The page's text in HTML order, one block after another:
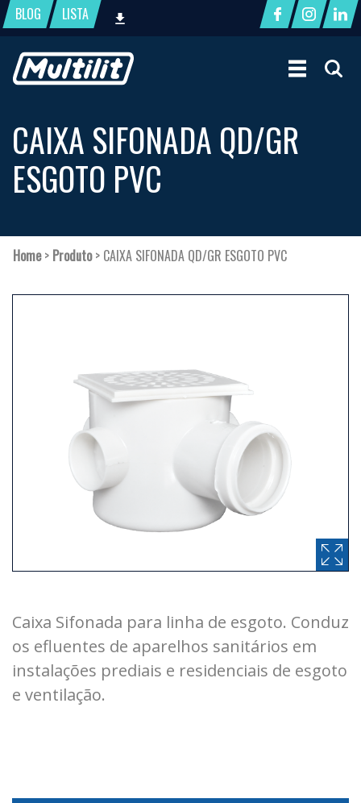
BLOG LISTA
CAIXA SIFONADA QD/GR
ESGOTO PVC
Home> Produto> CAIXA SIFONADA QD/GR ESGOTO PVC
Caixa Sifonada para linha de esgoto. Conduz
os efluentes de aparelhos sanitários em
instalações prediais e residenciais de esgoto
e ventilação.